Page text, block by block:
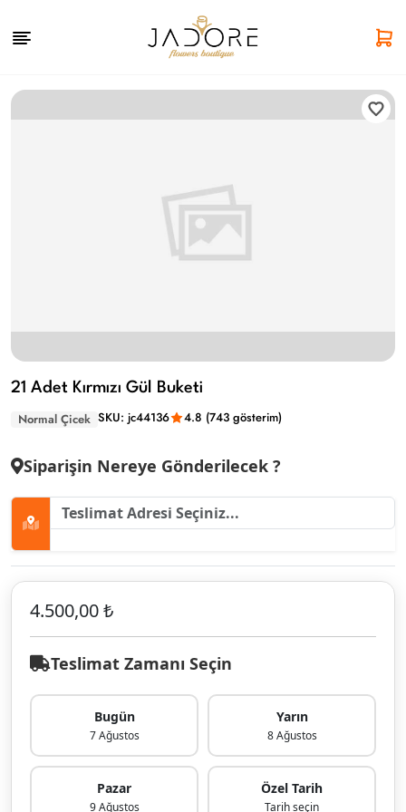
21 Adet Kırmızı Gül Buketi
Normal Çicek SKU: jc44136 4.8 (743 gösterim)
Siparişin Nereye Gönderilecek ?
4.500,00 ₺
Teslimat Zamanı Seçin
Bugün
7 Ağustos
Yarın
8 Ağustos
Pazar
9 Ağustos
Özel Tarih
Tarih seçin